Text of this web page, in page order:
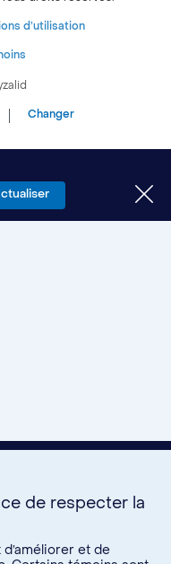
être
d’utilisation
Changer
de respecter la
et de